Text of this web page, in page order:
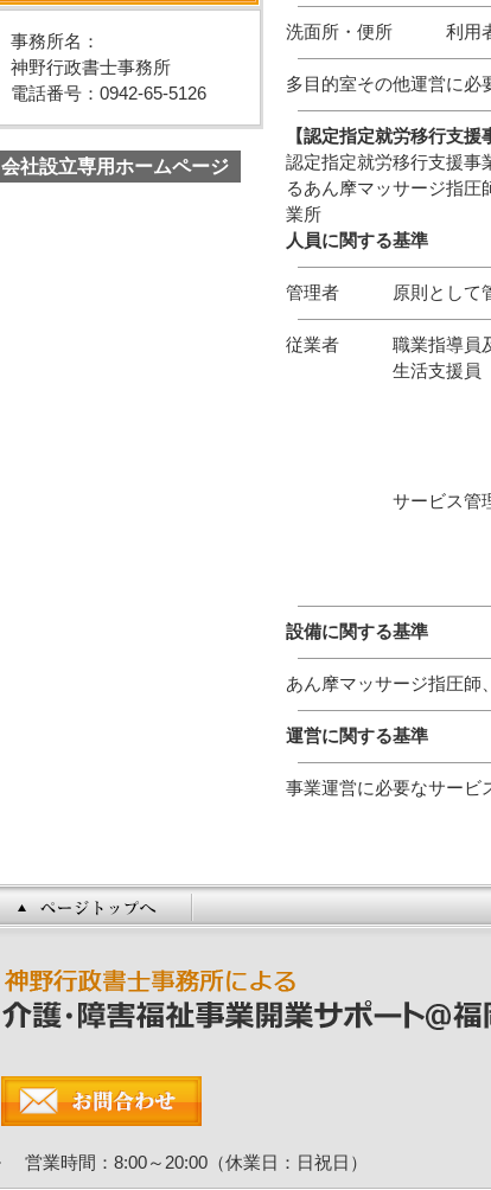
洗面所・便所 利用者
多目的室その他運営に必
【認定指定就労移行支援
認定指定就労移行支援事
るあん摩マッサージ指
業所
人員に関する基準
管理者 原則として管理
従業者 職業指導員及
生活支援員 ●
●生活支援
サービス管理責任
●利用者数６１
数を増すご
設備に関する基準
あん摩マッサージ指圧師
運営に関する基準
事業運営に必要なサー
事務所名：
神野行政書士事務所
電話番号：0942-65-5126
会社設立専用ホームページ
営業時間 ：8:00～20:00（休業日：日祝日）